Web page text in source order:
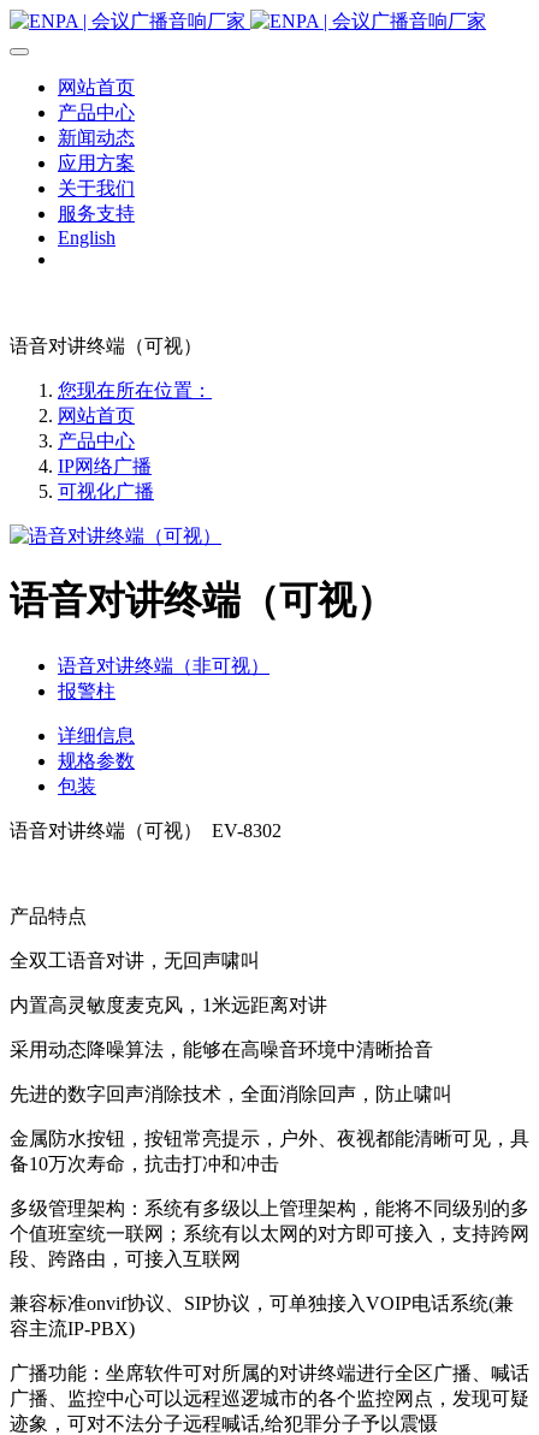
网站首页
产品中心
新闻动态
应用方案
关于我们
服务支持
English
语音对讲终端（可视）
您现在所在位置：
网站首页
产品中心
IP网络广播
可视化广播
语音对讲终端（可视）
语音对讲终端（非可视）
报警柱
详细信息
规格参数
包装
语音对讲终端（可视） EV-8302
产品特点
全双工语音对讲，无回声啸叫
内置高灵敏度麦克风，1米远距离对讲
采用动态降噪算法，能够在高噪音环境中清晰拾音
先进的数字回声消除技术，全面消除回声，防止啸叫
金属防水按钮，按钮常亮提示，户外、夜视都能清晰可见，具
备10万次寿命，抗击打冲和冲击
多级管理架构：系统有多级以上管理架构，能将不同级别的多
个值班室统一联网；系统有以太网的对方即可接入，支持跨网
段、跨路由，可接入互联网
兼容标准onvif协议、SIP协议，可单独接入VOIP电话系统(兼
容主流IP-PBX)
广播功能：坐席软件可对所属的对讲终端进行全区广播、喊话
广播、监控中心可以远程巡逻城市的各个监控网点，发现可疑
迹象，可对不法分子远程喊话,给犯罪分子予以震慑